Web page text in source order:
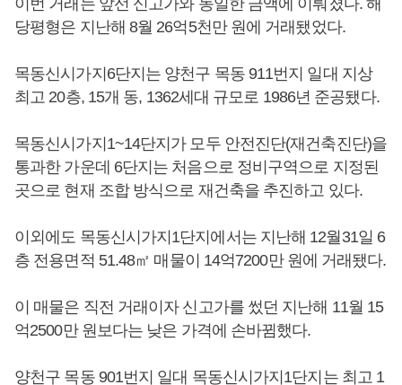
이번 거래는 앞선 신고가와 동일한 금액에 이뤄졌다. 해
당평형은 지난해 8월 26억5천만 원에 거래됐었다.
목동신시가지6단지는 양천구 목동 911번지 일대 지상
최고 20층, 15개 동, 1362세대 규모로 1986년 준공됐다.
목동신시가지1~14단지가 모두 안전진단(재건축진단)을
통과한 가운데 6단지는 처음으로 정비구역으로 지정된
곳으로 현재 조합 방식으로 재건축을 추진하고 있다.
이외에도 목동신시가지1단지에서는 지난해 12월31일 6
층 전용면적 51.48㎡ 매물이 14억7200만 원에 거래됐다.
이 매물은 직전 거래이자 신고가를 썼던 지난해 11월 15
억2500만 원보다는 낮은 가격에 손바뀜했다.
양천구 목동 901번지 일대 목동신시가지1단지는 최고 1